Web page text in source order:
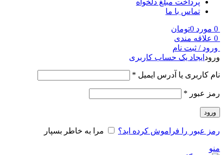
پرداخت مبلغ دلخواه
تماس با ما
0 مورد 0تومان
0 علاقه مندی
ورود / ثبت نام
ورود ایجاد یک حساب کاربری
نام کاربری یا آدرس ایمیل *
رمز عبور *
ورود
رمز عبور را فراموش کرده اید؟ مرا به خاطر بسپار
منو